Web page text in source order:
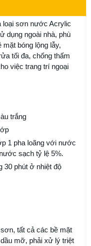
loại sơn nước Acrylic
dụng ngoài nhà, phù
bóng lộng lẫy,
tối đa, chống thấm
việc trang trí ngoại
trắng
1 pha loãng với nước
sạch tỷ lệ 5%.
30 phút ở nhiệt độ
tất cả các bề mặt
mỡ, phải xử lý triệt